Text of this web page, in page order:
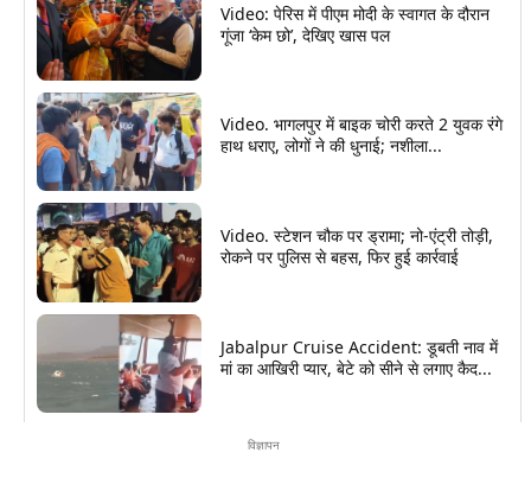
Video: पेरिस में पीएम मोदी के स्वागत के दौरान
गूंजा ‘केम छो’, देखिए खास पल
Video. भागलपुर में बाइक चोरी करते 2 युवक रंगे
हाथ धराए, लोगों ने की धुनाई; नशीला...
Video. स्टेशन चौक पर ड्रामा; नो-एंट्री तोड़ी,
रोकने पर पुलिस से बहस, फिर हुई कार्रवाई
Jabalpur Cruise Accident: डूबती नाव में
मां का आखिरी प्यार, बेटे को सीने से लगाए कैद...
विज्ञापन